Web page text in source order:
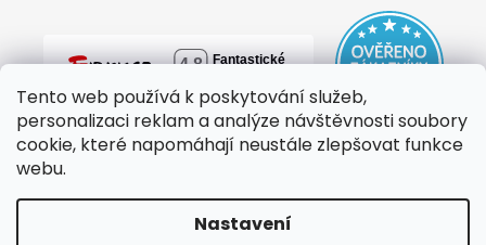
Tento web používá k poskytování služeb,
personalizaci reklam a analýze návštěvnosti soubory
cookie, které napomáhají neustále zlepšovat funkce
webu.
Nastavení